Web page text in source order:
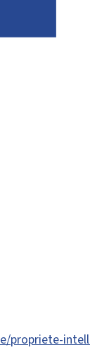
propriete-